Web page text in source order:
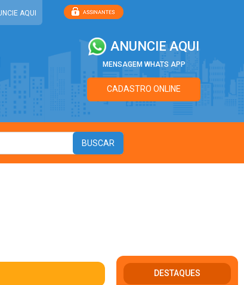
AQUI
ANUNCIE AQUI
MENSAGEM WHATS APP
CADASTRO ONLINE
DESTAQUES